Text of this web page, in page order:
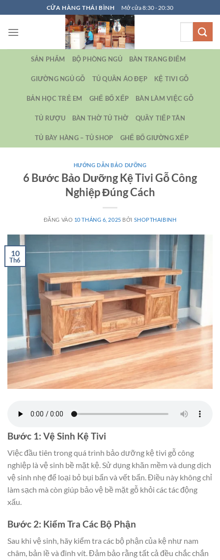
qua
nội
CỬA HÀNG THÁI BÌNH Mở cửa 8:30 - 20:30
SẢN PHẨM BỘ PHÒNG NGỦ BÀN TRANG ĐIỂM
GIƯỜNG NGỦ GỖ TỦ QUẦN ÁO ĐẸP KỆ TIVI GỖ
BẢN HỌC TRẺ EM GHẾ BỐ XẾP BÀN LÀM VIỆC GỖ
TỦ RƯỢU BÀN THỜ TỦ THỜ QUẦY TIẾP TÂN
TỦ BÀY HÀNG – TỦ SHOP GHẾ BỐ GIƯỜNG XẾP
HƯỚNG DẪN BẢO DƯỠNG
6 Bước Bảo Dưỡng Kệ Tivi Gỗ Công
Nghiệp Đúng Cách
ĐĂNG VÀO 10 THÁNG 6, 2025 BỞI SHOPTHAIBINH
10
Th6
Bước 1: Vệ Sinh Kệ Tivi
Việc đầu tiên trong quá trình bảo dưỡng kệ tivi gỗ công
nghiệp là vệ sinh bề mặt kệ. Sử dụng khăn mềm và dung dịch
vệ sinh nhẹ để loại bỏ bụi bẩn và vết bẩn. Điều này không chỉ
làm sạch mà còn giúp bảo vệ bề mặt gỗ khỏi các tác động
xấu.
Bước 2: Kiểm Tra Các Bộ Phận
Sau khi vệ sinh, hãy kiểm tra các bộ phận của kệ như nam
châm, bản lề và đinh vít. Đảm bảo rằng tất cả đều chắc chắn